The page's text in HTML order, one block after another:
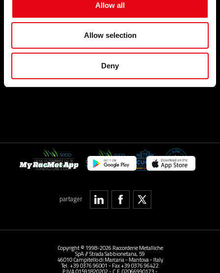
Allow all
Allow selection
Deny
Notre organisation
Facebook
TOP SEARCHES
PLAN DU SITE
GLOSSAIRE
partager
My RacMet App
Copyright © 1998-2026 Raccorderie Metalliche
SpA // Strada Sabbionetana, 59
46010 Campitello di Marcaria - Mantova - Italy
Tel. +39 0376 96001 - Fax +39 0376 96422